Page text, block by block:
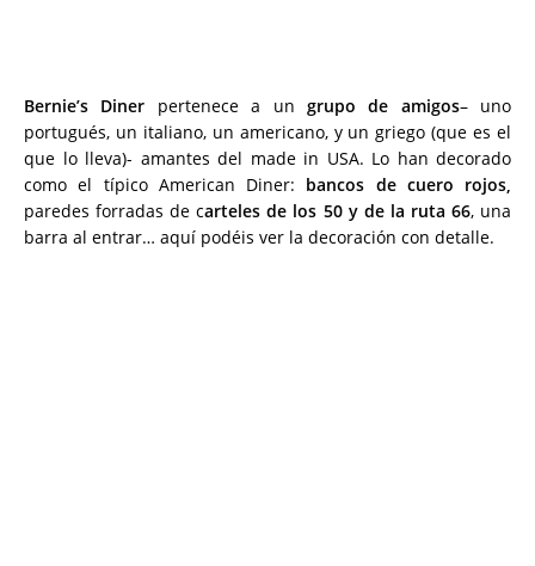
Bernie’s Diner pertenece a un grupo de amigos– uno
portugués, un italiano, un americano, y un griego (que es el
que lo lleva)- amantes del made in USA. Lo han decorado
como el típico American Diner: bancos de cuero rojos,
paredes forradas de carteles de los 50 y de la ruta 66, una
barra al entrar… aquí podéis ver la decoración con detalle.